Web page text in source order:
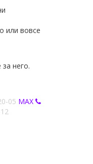
или вовсе
него.
05 MAX